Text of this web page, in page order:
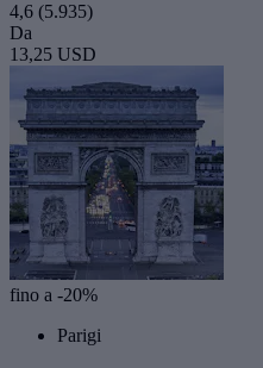
4,6 (5.935)
Da
13,25 USD
fino a -20%
Parigi